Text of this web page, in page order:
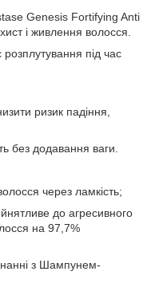
Genesis Fortifying Anti
і живлення волосся.
під час
ризик падіння,
без додавання ваги.
через ламкість;
до агресивного
на 97,7%
з Шампунем-